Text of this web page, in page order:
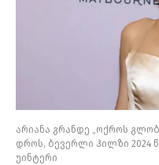
არიანა გრანდე „ოქროს
დროს, ბევერლი ჰილზი 2024
უინტერი